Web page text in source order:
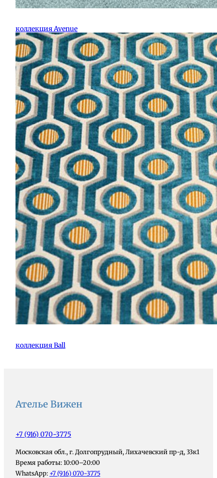
коллекция Avenue
коллекция Ball
Ателье Вижен
+7 (916) 070-3775
Московская обл., г. Долгопрудный, Лихачевский пр-д, 33к1
Время работы: 10:00–20:00
WhatsApp: +7 (916) 070-3775